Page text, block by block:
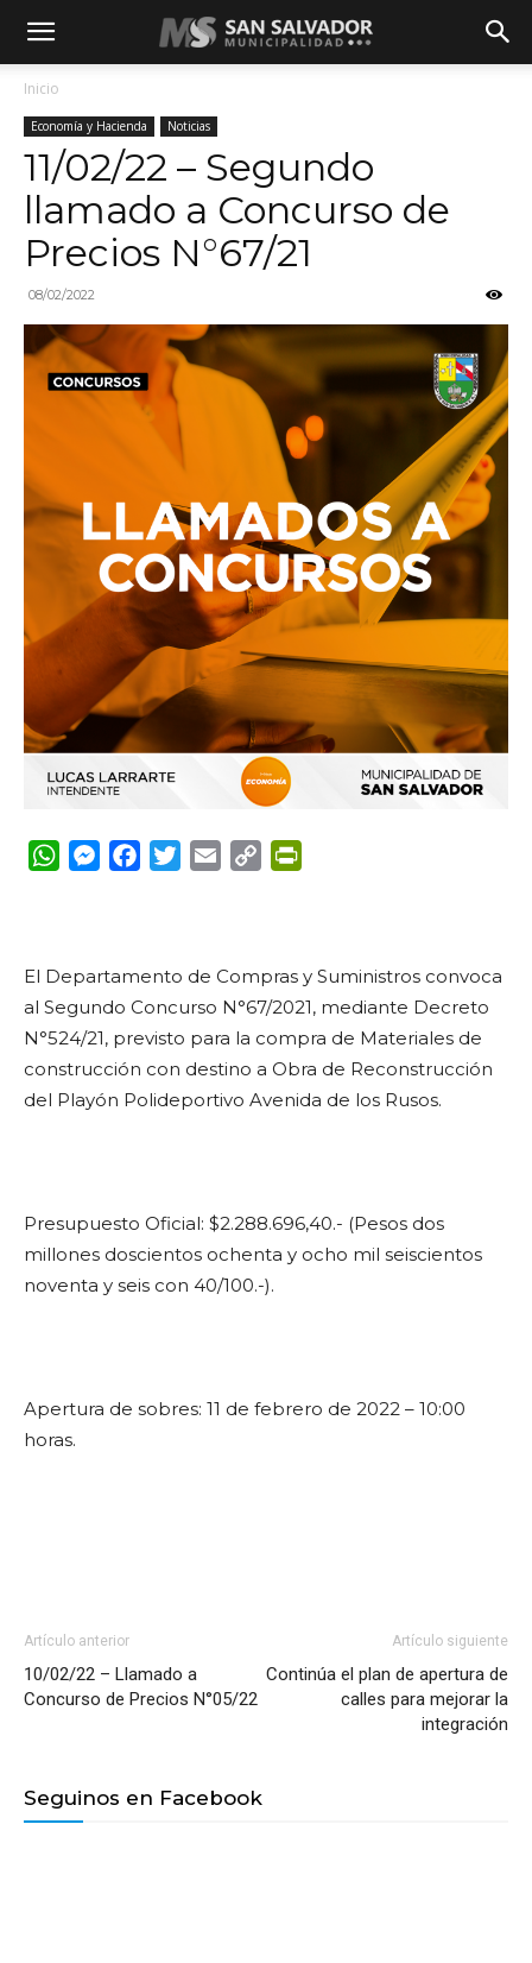
Inicio
Economía y Hacienda Noticias
11/02/22 – Segundo
llamado a Concurso de
Precios N°67/21
08/02/2022
WhatsApp
Messenger
FacebookTwitterEmail Copy
El Departamento de Compras y Suministros convoca
al Segundo Concurso N°67/2021, mediante Decreto
N°524/21, previsto para la compra de Materiales de
construcción con destino a Obra de Reconstrucción
del Playón Polideportivo Avenida de los Rusos.
Presupuesto Oficial: $2.288.696,40.- (Pesos dos
millones doscientos ochenta y ocho mil seiscientos
noventa y seis con 40/100.-).
Apertura de sobres: 11 de febrero de 2022 – 10:00
horas.
Artículo anterior
10/02/22 – Llamado a
Concurso de Precios N°05/22
Artículo siguiente
Continúa el plan de apertura de
calles para mejorar la
integración
Seguinos en Facebook